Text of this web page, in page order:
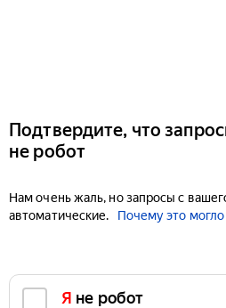
Подтвердите, что
не робот
Нам очень жаль, но запросы с
автоматические.
Почему это
Я не робот